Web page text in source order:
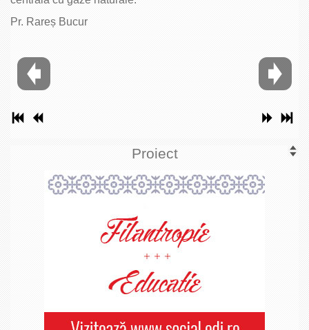
Pr. Rareș Bucur
Proiect